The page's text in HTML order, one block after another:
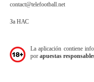
contact@telefootball.net
За НАС
La aplicación contiene
por apuestas